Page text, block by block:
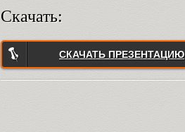
Скачать:
СКАЧАТЬ ПРЕЗЕНТАЦИЮ